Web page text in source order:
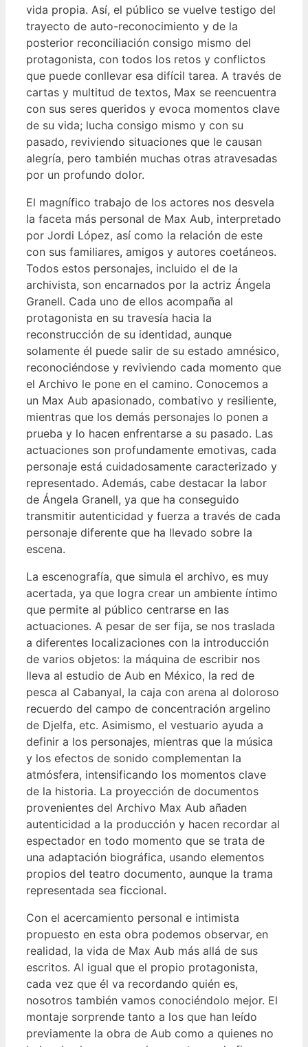
vida propia. Así, el público se vuelve testigo del
trayecto de auto-reconocimiento y de la
posterior reconciliación consigo mismo del
protagonista, con todos los retos y conflictos
que puede conllevar esa difícil tarea. A través de
cartas y multitud de textos, Max se reencuentra
con sus seres queridos y evoca momentos clave
de su vida; lucha consigo mismo y con su
pasado, reviviendo situaciones que le causan
alegría, pero también muchas otras atravesadas
por un profundo dolor.
El magnífico trabajo de los actores nos desvela
la faceta más personal de Max Aub, interpretado
por Jordi López, así como la relación de este
con sus familiares, amigos y autores coetáneos.
Todos estos personajes, incluido el de la
archivista, son encarnados por la actriz Ángela
Granell. Cada uno de ellos acompaña al
protagonista en su travesía hacia la
reconstrucción de su identidad, aunque
solamente él puede salir de su estado amnésico,
reconociéndose y reviviendo cada momento que
el Archivo le pone en el camino. Conocemos a
un Max Aub apasionado, combativo y resiliente,
mientras que los demás personajes lo ponen a
prueba y lo hacen enfrentarse a su pasado. Las
actuaciones son profundamente emotivas, cada
personaje está cuidadosamente caracterizado y
representado. Además, cabe destacar la labor
de Ángela Granell, ya que ha conseguido
transmitir autenticidad y fuerza a través de cada
personaje diferente que ha llevado sobre la
escena.
La escenografía, que simula el archivo, es muy
acertada, ya que logra crear un ambiente íntimo
que permite al público centrarse en las
actuaciones. A pesar de ser fija, se nos traslada
a diferentes localizaciones con la introducción
de varios objetos: la máquina de escribir nos
lleva al estudio de Aub en México, la red de
pesca al Cabanyal, la caja con arena al doloroso
recuerdo del campo de concentración argelino
de Djelfa, etc. Asimismo, el vestuario ayuda a
definir a los personajes, mientras que la música
y los efectos de sonido complementan la
atmósfera, intensificando los momentos clave
de la historia. La proyección de documentos
provenientes del Archivo Max Aub añaden
autenticidad a la producción y hacen recordar al
espectador en todo momento que se trata de
una adaptación biográfica, usando elementos
propios del teatro documento, aunque la trama
representada sea ficcional.
Con el acercamiento personal e intimista
propuesto en esta obra podemos observar, en
realidad, la vida de Max Aub más allá de sus
escritos. Al igual que el propio protagonista,
cada vez que él va recordando quién es,
nosotros también vamos conociéndolo mejor. El
montaje sorprende tanto a los que han leído
previamente la obra de Aub como a quienes no